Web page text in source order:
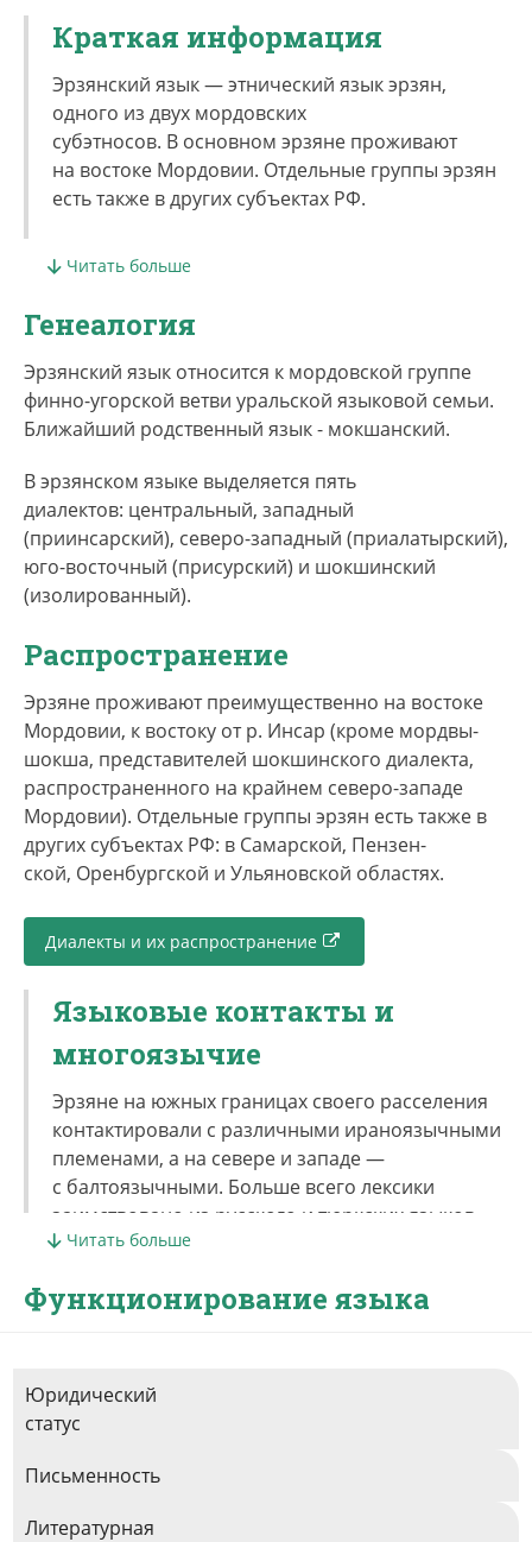
Краткая информация
Эрзянский язык — этнический язык эрзян,
одного из двух мордовских
субэтносов. В основном эрзяне проживают
на востоке Мор­до­вии. Отдельные группы эрзян
есть также в других субъектах РФ.
группы (мордва) составляет 744 237 человек в
республике Мордовия. При этом 57 008 человек
указали принадлежность к национальности
эрзя.
Точную численность носителей эрзянского
языка определить сложно. Согласно
ВПН-2010, 392 941 человек в России указали
владение мордовским языком и 36 726 человек
указали владение эрзя-мордовским языком. По
оценке ЮНЕСКО на 2010 г., численность эрзя-
Мордовии составляет не менее 90 тыс. человек.
Самоназвание народа —эрзя, самоназвание
языка —эрзянь кель.Терминмордваявляется
экзоэтнонимом (на своем языке мокшане и
эрзяне так себя не называют).
В эрзянском языке выделяется пять
диалектов: центральный, западный, северо-
западный, юго-восточный и шокшинский
(изолированный).
Читать больше
Генеалогия
Эрзянский язык относится к мордовской группе
финно-угорской ветви уральской языковой семьи.
Ближайший родственный язык - мокшанский.
В эрзянском языке выделяется пять
диалектов: центральный, западный
(приинсарский), северо-западный (приалатырский),
юго-восточный (присурский) и шокшинский
(изолированный).
Распространение
Эрзяне проживают преимущественно на востоке
Мор­до­вии, к востоку от р. Ин­сар (кроме мордвы-
шокша, представителей шокшинского диалекта,
распространенного на крайнем северо-западе
Мордовии). Отдельные группы эрзян есть также в
других субъектах РФ: в Са­мар­ской, Пен­зен­
ской, Орен­бург­ской и Ульяновской областях.
Диалекты и их распространение
Языковые контакты и
многоязычие
Эрзяне на южных границах своего расселения
контактировали с различными ираноязычными
племенами, а на севере и западе —
с балтоязычными. Больше всего лексики
заимствовано из русского и тюркских языков
(так, выделяются тюркизмы татарского,
Читать больше
Функционирование языка
Юридический
статус
Письменность
Литературная